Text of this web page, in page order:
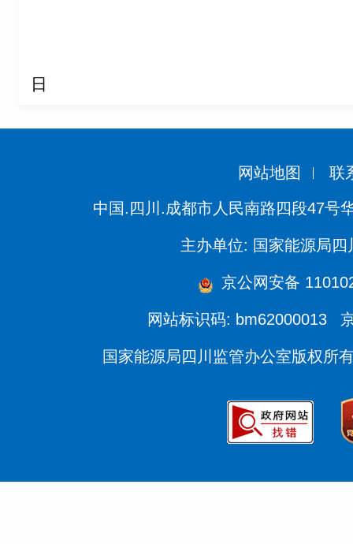
日
网站地图 联
中国.四川.成都市人民南路四段47号
主办单位: 国家能源局四
京公网安备
网站标识码: bm62000013
国家能源局四川监管办公室版权所